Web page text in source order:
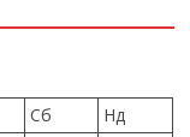
Сб
Нд